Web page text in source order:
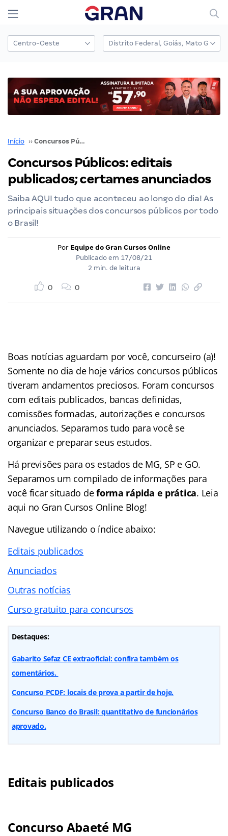
Início ›› Concursos Públicos: editais publicados; certames anunciados
Concursos Públicos: editais
publicados; certames anunciados
Saiba AQUI tudo que aconteceu ao longo do dia! As
principais situações dos concursos públicos por todo
o Brasil!
Por Equipe do Gran Cursos Online
Publicado em 17/08/21
2 min. de leitura
0 0
Boas notícias aguardam por você, concurseiro (a)!
Somente no dia de hoje vários concursos públicos
tiveram andamentos preciosos. Foram concursos
com editais publicados, bancas definidas,
comissões formadas, autorizações e concursos
anunciados. Separamos tudo para você se
organizar e preparar seus estudos.
Há previsões para os estados de MG, SP e GO.
Separamos um compilado de informações para
você ficar situado deforma rápida e prática. Leia
aqui no Gran Cursos Online Blog!
Navegue utilizando o índiceabaixo:
Editais publicados
Anunciados
Outras notícias
Curso gratuito para concursos
Destaques:
Gabarito Sefaz CE extraoficial: confira também os
comentários.
Concurso PCDF: locais de prova a partir de hoje.
Concurso Banco do Brasil: quantitativo de funcionários
aprovado.
Editais publicados
Concurso Abaeté MG